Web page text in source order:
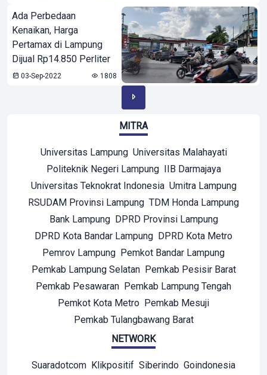
Ada Perbedaan
Kenaikan, Harga
Pertamax di Lampung
Dijual Rp14.850 Perliter
03-Sep-2022 1808
MITRA
Universitas Lampung Universitas Malahayati
Politeknik Negeri Lampung IIB Darmajaya
Universitas Teknokrat Indonesia Umitra Lampung
RSUDAM Provinsi Lampung TDM Honda Lampung
Bank Lampung DPRD Provinsi Lampung
DPRD Kota Bandar Lampung DPRD Kota Metro
Pemrov Lampung Pemkot Bandar Lampung
Pemkab Lampung Selatan Pemkab Pesisir Barat
Pemkab Pesawaran Pemkab Lampung Tengah
Pemkot Kota Metro Pemkab Mesuji
Pemkab Tulangbawang Barat
NETWORK
Suaradotcom Klikpositif Siberindo Goindonesia